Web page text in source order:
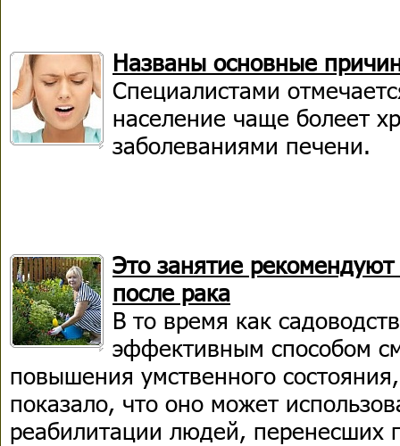
Названы основные
Специалистами
население чаще болеет
заболеваниями печени.
Это занятие
после рака
В то время как
эффективным способом
повышения умственного
показало, что оно может
реабилитации людей, перенесших